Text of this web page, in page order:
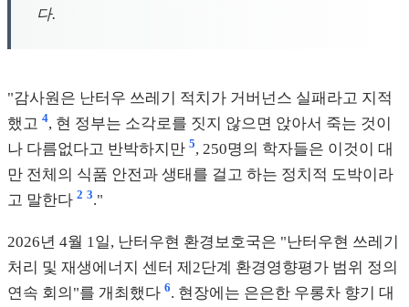
다.
"감사원은 난터우 쓰레기 적치가 거버넌스 실패라고 지적
했고 4, 현 정부는 소각로를 짓지 않으면 앉아서 죽는 것이
나 다름없다고 반박하지만 5, 250명의 학자들은 이것이 대
만 전체의 식품 안전과 생태를 걸고 하는 정치적 도박이라
고 말한다 2 3."
2026년 4월 1일, 난터우현 환경보호국은 "난터우현 쓰레기
처리 및 재생에너지 센터 제2단계 환경영향평가 범위 정의
연속 회의"를 개최했다 6. 현장에는 은은한 우롱차 향기 대